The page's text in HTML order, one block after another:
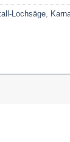
Lochsäge